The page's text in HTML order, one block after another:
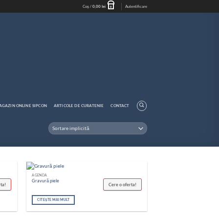
Coș / 0,00 lei 0 Autentificare
ONLINE SIPCON ARTICOLE DE CURATENIE CONTACT
AGENDA
Gravură piele
Cere o oferta!
CITEȘTE MAI MULT